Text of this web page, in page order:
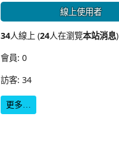
線上使用者
34人線上 (24人在瀏覽本站消息)
會員: 0
訪客: 34
更多…